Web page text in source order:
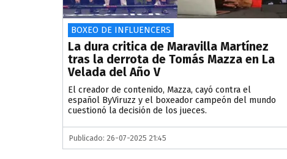
BOXEO DE INFLUENCERS
La dura critica de Maravilla Martínez
tras la derrota de Tomás Mazza en La
Velada del Año V
El creador de contenido, Mazza, cayó contra el
español ByViruzz y el boxeador campeón del mundo
cuestionó la decisión de los jueces.
Publicado: 26-07-2025 21:45